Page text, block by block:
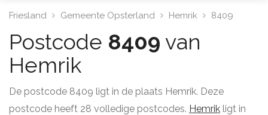
Friesland Gemeente Opsterland Hemrik 8409
Postcode 8409 van
Hemrik
De postcode 8409 ligt in de plaats Hemrik. Deze
postcode heeft 28 volledige postcodes. Hemrik ligt in